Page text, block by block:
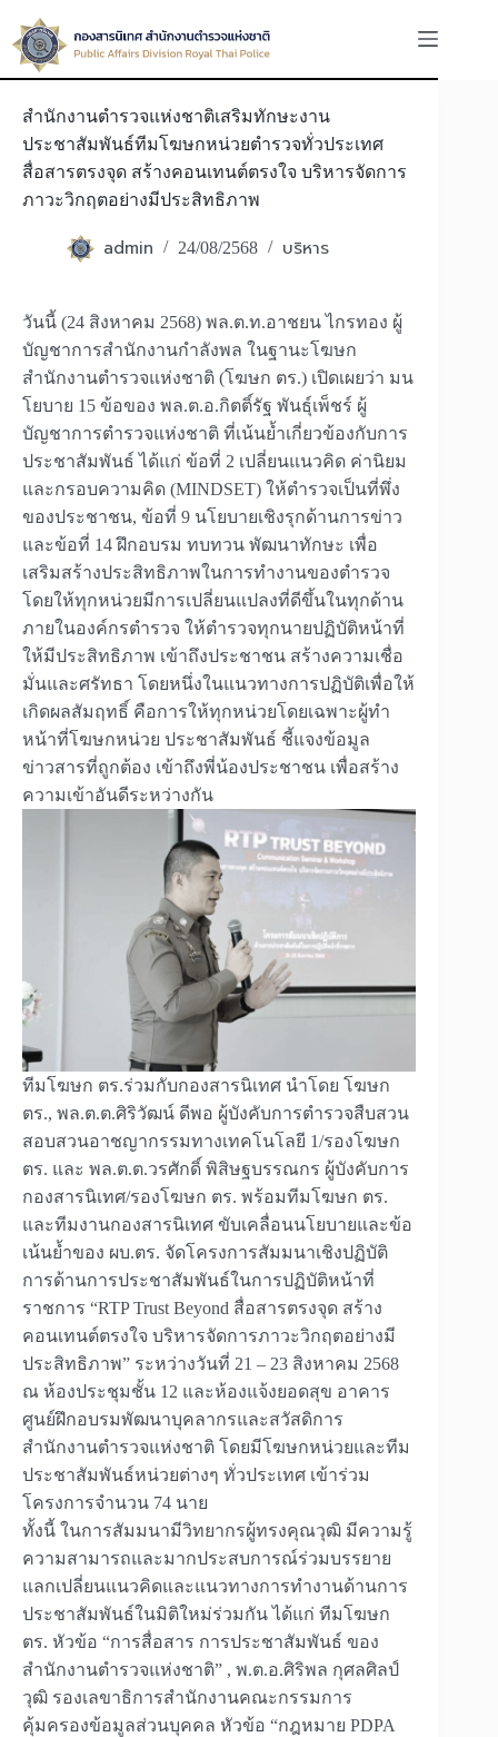
to
content
สำนักงานตำรวจแห่งชาติเสริมทักษะงาน
ประชาสัมพันธ์ทีมโฆษกหน่วยตำรวจทั่วประเทศ
สื่อสารตรงจุด สร้างคอนเทนต์ตรงใจ บริหารจัดการ
ภาวะวิกฤตอย่างมีประสิทธิภาพ
admin 24/08/2568 บริหาร
วันนี้ (24 สิงหาคม 2568) พล.ต.ท.อาชยน ไกรทอง ผู้
บัญชาการสำนักงานกำลังพล ในฐานะโฆษก
สำนักงานตำรวจแห่งชาติ (โฆษก ตร.) เปิดเผยว่า มน
โยบาย 15 ข้อของ พล.ต.อ.กิตติ์รัฐ พันธุ์เพ็ชร์ ผู้
บัญชาการตำรวจแห่งชาติ ที่เน้นย้ำเกี่ยวข้องกับการ
ประชาสัมพันธ์ ได้แก่ ข้อที่ 2 เปลี่ยนแนวคิด ค่านิยม
และกรอบความคิด (MINDSET) ให้ตำรวจเป็นที่พึ่ง
ของประชาชน, ข้อที่ 9 นโยบายเชิงรุกด้านการข่าว
และข้อที่ 14 ฝึกอบรม ทบทวน พัฒนาทักษะ เพื่อ
เสริมสร้างประสิทธิภาพในการทำงานของตำรวจ
โดยให้ทุกหน่วยมีการเปลี่ยนแปลงที่ดีขึ้นในทุกด้าน
ภายในองค์กรตำรวจ ให้ตำรวจทุกนายปฏิบัติหน้าที่
ให้มีประสิทธิภาพ เข้าถึงประชาชน สร้างความเชื่อ
มั่นและศรัทธา โดยหนึ่งในแนวทางการปฏิบัติเพื่อให้
เกิดผลสัมฤทธิ์ คือการให้ทุกหน่วยโดยเฉพาะผู้ทำ
หน้าที่โฆษกหน่วย ประชาสัมพันธ์ ชี้แจงข้อมูล
ข่าวสารที่ถูกต้อง เข้าถึงพี่น้องประชาชน เพื่อสร้าง
ความเข้าอันดีระหว่างกัน
ทีมโฆษก ตร.ร่วมกับกองสารนิเทศ นำโดย โฆษก
ตร., พล.ต.ต.ศิริวัฒน์ ดีพอ ผู้บังคับการตำรวจสืบสวน
สอบสวนอาชญากรรมทางเทคโนโลยี 1/รองโฆษก
ตร. และ พล.ต.ต.วรศักดิ์ พิสิษฐบรรณกร ผู้บังคับการ
กองสารนิเทศ/รองโฆษก ตร. พร้อมทีมโฆษก ตร.
และทีมงานกองสารนิเทศ ขับเคลื่อนนโยบายและข้อ
เน้นย้ำของ ผบ.ตร. จัดโครงการสัมมนาเชิงปฏิบัติ
การด้านการประชาสัมพันธ์ในการปฏิบัติหน้าที่
ราชการ “RTP Trust Beyond สื่อสารตรงจุด สร้าง
คอนเทนต์ตรงใจ บริหารจัดการภาวะวิกฤตอย่างมี
ประสิทธิภาพ” ระหว่างวันที่ 21 – 23 สิงหาคม 2568
ณ ห้องประชุมชั้น 12 และห้องแจ้งยอดสุข อาคาร
ศูนย์ฝึกอบรมพัฒนาบุคลากรและสวัสดิการ
สำนักงานตำรวจแห่งชาติ โดยมีโฆษกหน่วยและทีม
ประชาสัมพันธ์หน่วยต่างๆ ทั่วประเทศ เข้าร่วม
โครงการจำนวน 74 นาย
ทั้งนี้ ในการสัมมนามีวิทยากรผู้ทรงคุณวุฒิ มีความรู้
ความสามารถและมากประสบการณ์ร่วมบรรยาย
แลกเปลี่ยนแนวคิดและแนวทางการทำงานด้านการ
ประชาสัมพันธ์ในมิติใหม่ร่วมกัน ได้แก่ ทีมโฆษก
ตร. หัวข้อ “การสื่อสาร การประชาสัมพันธ์ ของ
สำนักงานตำรวจแห่งชาติ” , พ.ต.อ.ศิริพล กุศลศิลป์
วุฒิ รองเลขาธิการสำนักงานคณะกรรมการ
คุ้มครองข้อมูลส่วนบุคคล หัวข้อ “กฎหมาย PDPA